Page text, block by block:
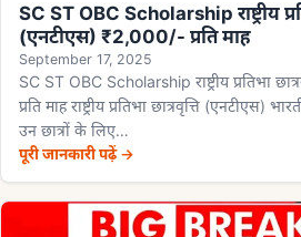
SC ST OBC Scholarship राष्ट्रीय
(एनटीएस) ₹2,000/- प्रति माह
September 17, 2025
SC ST OBC Scholarship राष्ट्रीय प्रतिभा
प्रति माह राष्ट्रीय प्रतिभा छात्रवृत्ति (एनटीएस)
उन छात्रों के लिए…
पूरी जानकारी पढ़ें →